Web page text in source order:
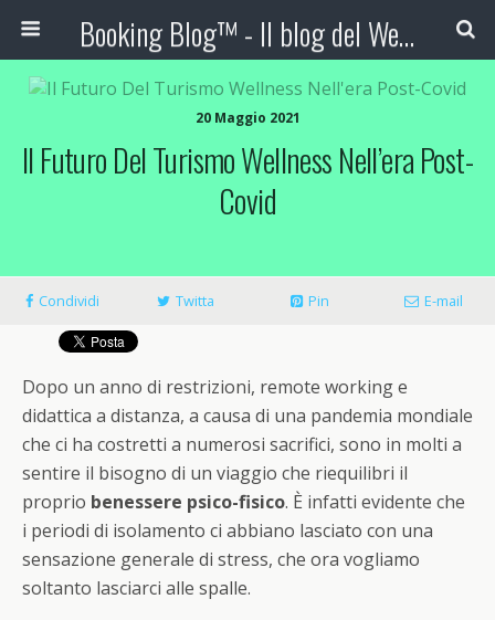
Booking Blog™ - Il blog del Web Marketing Turistico
20 Maggio 2021
Il Futuro Del Turismo Wellness Nell’era Post-
Covid
Condividi Twitta Pin E-mail
Dopo un anno di restrizioni, remote working e
didattica a distanza, a causa di una pandemia mondiale
che ci ha costretti a numerosi sacrifici, sono in molti a
sentire il bisogno di un viaggio che riequilibri il
proprio benessere psico-fisico. È infatti evidente che
i periodi di isolamento ci abbiano lasciato con una
sensazione generale di stress, che ora vogliamo
soltanto lasciarci alle spalle.